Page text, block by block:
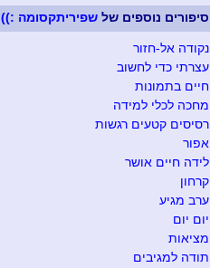
סיפורים נוספים של שפיריתקסומה :))
נקודה אל-חזור
עצרתי כדי לחשוב
חיים בתמונות
מחכה לכלי למידה
רסיסים קטעים רגשות
אפור
לידה חיים אושר
קרחון
ערב מגיע
יום יום
מציאות
תודה למגיבים